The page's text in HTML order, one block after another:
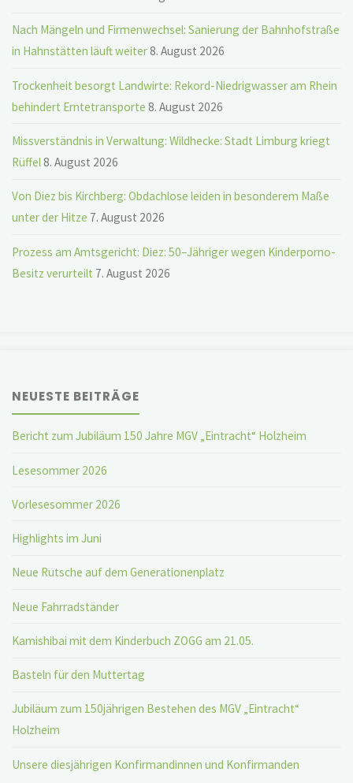
Nach Mängeln und Firmenwechsel: Sanierung der Bahnhofstraße
in Hahnstätten läuft weiter8. August 2026
Trockenheit besorgt Landwirte: Rekord-Niedrigwasser am Rhein
behindert Erntetransporte 8. August 2026
Missverständnis in Verwaltung: Wildhecke: Stadt Limburg kriegt
Rüffel8. August 2026
Von Diez bis Kirchberg: Obdachlose leiden in besonderem Maße
unter der Hitze 7. August 2026
Prozess am Amtsgericht: Diez: 50–Jähriger wegen Kinderporno-
Besitz verurteilt 7. August 2026
NEUESTE BEITRÄGE
Bericht zum Jubiläum 150 Jahre MGV „Eintracht“ Holzheim
Lesesommer 2026
Vorlesesommer 2026
Highlights im Juni
Neue Rutsche auf dem Generationenplatz
Neue Fahrradständer
Kamishibai mit dem Kinderbuch ZOGG am 21.05.
Basteln für den Muttertag
Jubiläum zum 150jährigen Bestehen des MGV „Eintracht“
Holzheim
Unsere diesjährigen Konfirmandinnen und Konfirmanden